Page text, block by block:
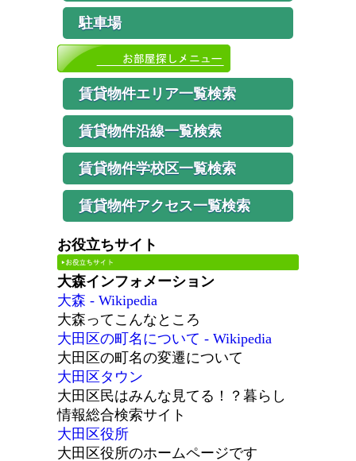
駐車場
賃貸物件エリア一覧検索
賃貸物件沿線一覧検索
賃貸物件学校区一覧検索
賃貸物件アクセス一覧検索
お役立ちサイト
大森インフォメーション
大森 - Wikipedia
大森ってこんなところ
大田区の町名について - Wikipedia
大田区の町名の変遷について
大田区タウン
大田区民はみんな見てる！？暮らし
情報総合検索サイト
大田区役所
大田区役所のホームページです